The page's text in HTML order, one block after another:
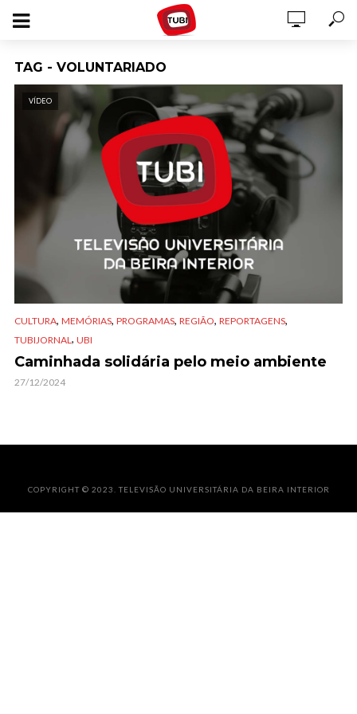
TAG - VOLUNTARIADO
VÍDEO
CULTURA, MEMÓRIAS, PROGRAMAS, REGIÃO, REPORTAGENS,
TUBIJORNAL , UBI
Caminhada solidária pelo meio ambiente
27/12/2024
COPYRIGHT © 2023. TELEVISÃO UNIVERSITÁRIA DA BEIRA INTERIOR